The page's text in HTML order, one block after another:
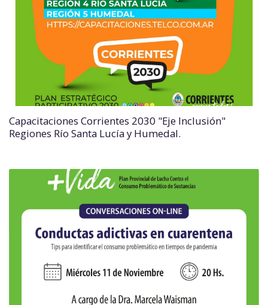
Capacitaciones Corrientes 2030 "Eje Inclusión"
Regiones Río Santa Lucía y Humedal.